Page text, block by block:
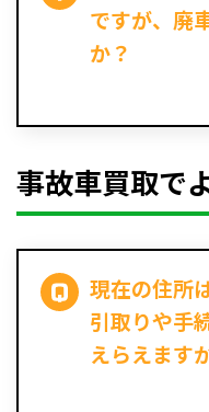
ですが、廃
か？
事故車買取で
現在の住所
引取りや手
えらえます